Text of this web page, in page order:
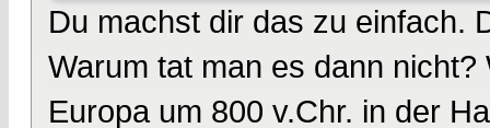
Du machst dir das zu einfach.
Warum tat man es dann
Europa um 800 v.Chr. in der